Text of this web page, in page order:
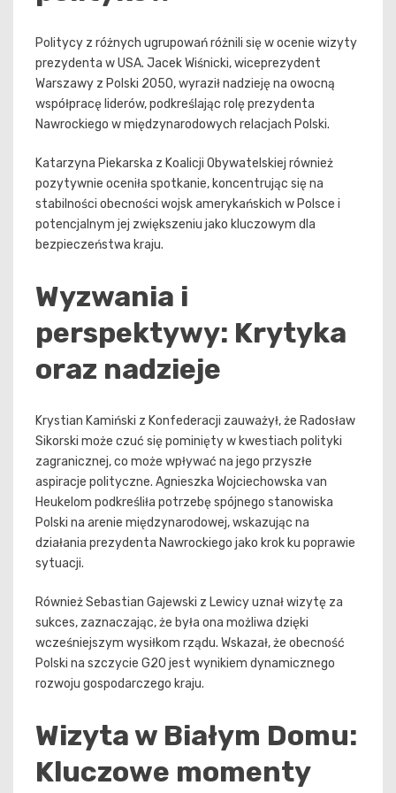
Politycy z różnych ugrupowań różnili się w ocenie wizyty
prezydenta w USA. Jacek Wiśnicki, wiceprezydent
Warszawy z Polski 2050, wyraził nadzieję na owocną
współpracę liderów, podkreślając rolę prezydenta
Nawrockiego w międzynarodowych relacjach Polski.
Katarzyna Piekarska z Koalicji Obywatelskiej również
pozytywnie oceniła spotkanie, koncentrując się na
stabilności obecności wojsk amerykańskich w Polsce i
potencjalnym jej zwiększeniu jako kluczowym dla
bezpieczeństwa kraju.
Wyzwania i
perspektywy: Krytyka
oraz nadzieje
Krystian Kamiński z Konfederacji zauważył, że Radosław
Sikorski może czuć się pominięty w kwestiach polityki
zagranicznej, co może wpływać na jego przyszłe
aspiracje polityczne. Agnieszka Wojciechowska van
Heukelom podkreśliła potrzebę spójnego stanowiska
Polski na arenie międzynarodowej, wskazując na
działania prezydenta Nawrockiego jako krok ku poprawie
sytuacji.
Również Sebastian Gajewski z Lewicy uznał wizytę za
sukces, zaznaczając, że była ona możliwa dzięki
wcześniejszym wysiłkom rządu. Wskazał, że obecność
Polski na szczycie G20 jest wynikiem dynamicznego
rozwoju gospodarczego kraju.
Wizyta w Białym Domu:
Kluczowe momenty